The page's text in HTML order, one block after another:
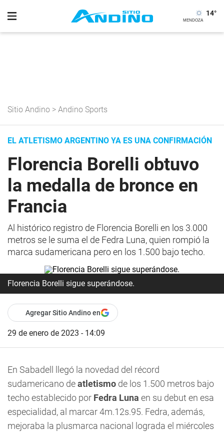
14°
Sitio Andino > Andino Sports
EL ATLETISMO ARGENTINO YA ES UNA CONFIRMACIÓN
Florencia Borelli obtuvo
la medalla de bronce en
Francia
Al histórico registro de Florencia Borelli en los 3.000
metros se le suma el de Fedra Luna, quien rompió la
marca sudamericana pero en los 1.500 bajo techo.
Florencia Borelli sigue superándose.
Agregar Sitio Andino en
29 de enero de 2023 - 14:09
En Sabadell llegó la novedad del récord
sudamericano deatletismo de los 1.500 metros bajo
techo establecido por Fedra Luna en su debut en esa
especialidad, al marcar 4m.12s.95. Fedra, además,
mejoraba la plusmarca nacional lograda el miércoles